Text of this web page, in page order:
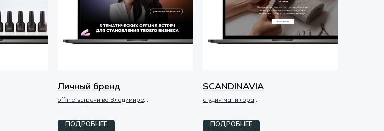
Личный бренд
offline-встречи во Владимире
ПОДРОБНЕЕ
SCANDINAVIA
студия маникюра
ПОДРОБНЕЕ